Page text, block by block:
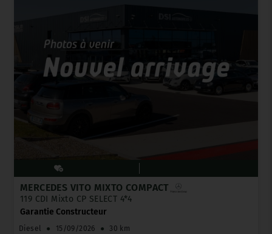
MERCEDES VITO MIXTO COMPACT
119 CDI Mixto CP SELECT 4*4
Garantie Constructeur
Diesel ● 15/09/2026 ● 30 km